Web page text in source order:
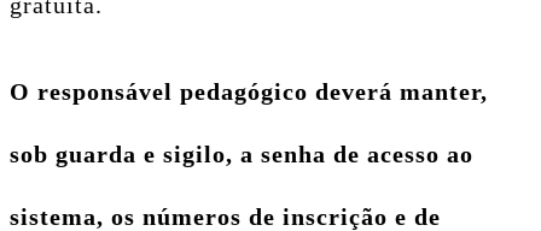
O responsável pedagógico deverá manter,
sob guarda e sigilo, a senha de acesso ao
sistema, os números de inscrição e de